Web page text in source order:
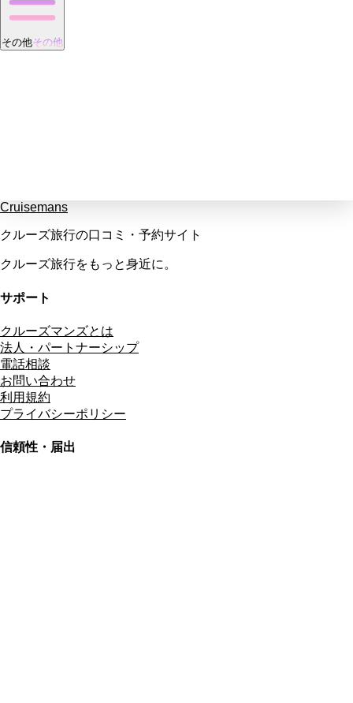
その他その他
Cruisemans
クルーズ旅行の口コミ・予約サイト
クルーズ旅行をもっと身近に。
サポート
クルーズマンズとは
法人・パートナーシップ
電話相談
お問い合わせ
利用規約
プライバシーポリシー
信頼性・届出